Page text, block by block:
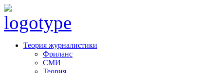
Теория журналистики
Фриланс
СМИ
Теория